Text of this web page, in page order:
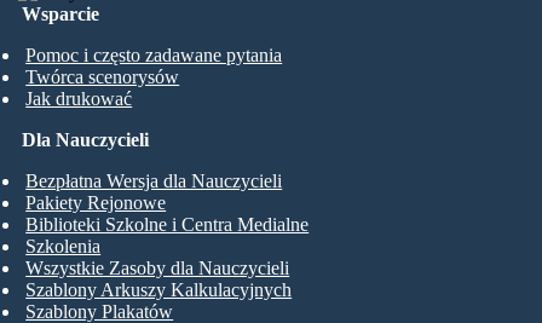
Wsparcie
Pomoc i często zadawane pytania
Twórca scenorysów
Jak drukować
Dla Nauczycieli
Bezpłatna Wersja dla Nauczycieli
Pakiety Rejonowe
Biblioteki Szkolne i Centra Medialne
Szkolenia
Wszystkie Zasoby dla Nauczycieli
Szablony Arkuszy Kalkulacyjnych
Szablony Plakatów